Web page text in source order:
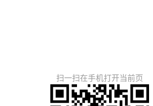
扫一扫在手机打开当前页